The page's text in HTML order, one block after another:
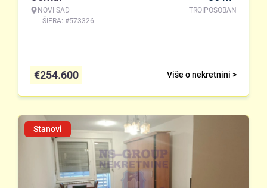
NOVI SAD
ŠIFRA: #573326
TROIPOSOBAN
Više o nekretnini >
€254.600
Stanovi